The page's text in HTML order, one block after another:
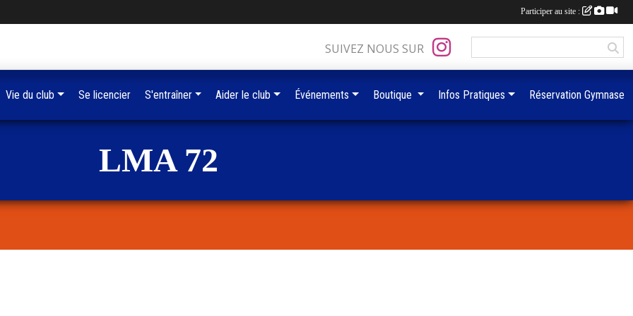
LMA 72
SUIVEZ NOUS SUR
Vie du club Se licencier S'entraîner Aider le club Événements Boutique Infos Pratiques Réservation Gymnase
Participer au site :